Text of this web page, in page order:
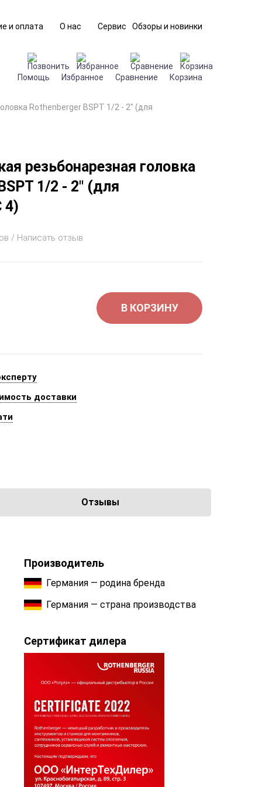
и оплата О нас Сервис Обзоры и новинки
Помощь Избранное Сравнение Корзина
Rothenberger BSPT 1/2 - 2" (для
резьбонарезная головка
1/2 - 2" (для
4)
/ Написать отзыв
В КОРЗИНУ
доставки
Отзывы
Производитель
Германия — родина бренда
Германия — страна производства
Сертификат дилера